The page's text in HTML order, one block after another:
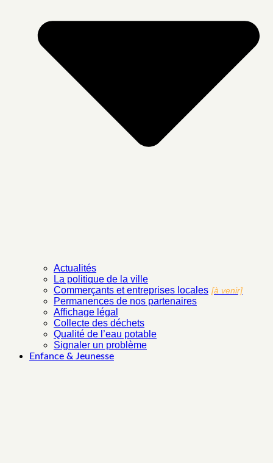
Actualités
La politique de la ville
Commerçants et entreprises locales [à venir]
Permanences de nos partenaires
Affichage légal
Collecte des déchets
Qualité de l’eau potable
Signaler un problème
Enfance & Jeunesse